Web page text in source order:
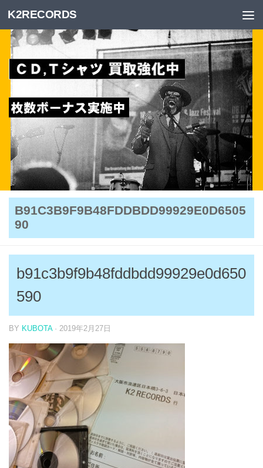
Skip to content
K2RECORDS
B91C3B9F9B48FDDBDD99929E0D6505
90
b91c3b9f9b48fddbdd99929e0d650
590
BY KUBOTA · 2019年2月27日